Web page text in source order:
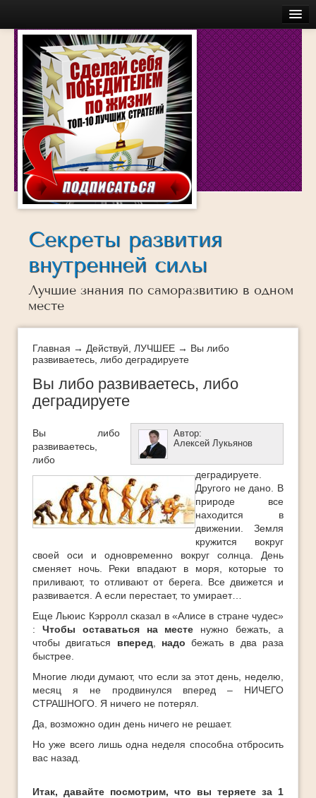
Главная
Бесплатное
Моя История
Об авторе
Обучение
Услуги
Аудио
Беседы с успешными людьми
Думай
Инсайты
Истории успеха
Как легко и быстро похудеть
Как стать богатым
Методы стратегического успеха
Мифы успеха
Молодеть с каждым годом
Новости
Обучающее видео
Ответы
Платные Продукты
Полезные книги
ТОП-10
Секреты развития
внутренней силы
Лучшие знания по саморазвитию в одном
месте
Главная → Действуй ЛУЧШЕЕ → Вы либо
развиваетесь, либо деградируете
Вы либо развиваетесь, либо
деградируете
Автор:
Алексей Лукьянов
Вы либо
развиваетесь,
либо
деградируете.
Другого не дано. В
природе все
находится в
движении. Земля
кружится вокруг
своей оси и одновременно вокруг солнца. День
сменяет ночь. Реки впадают в моря, которые то
приливают, то отливают от берега. Все движется и
развивается. А если перестает, то умирает…
Еще Льюис Кэрролл сказал в «Алисе в стране чудес»
: Чтобы оставаться на месте нужно бежать, а
чтобы двигаться вперед, надо бежать в два раза
быстрее.
Многие люди думают, что если за этот день, неделю,
месяц я не продвинулся вперед – НИЧЕГО
СТРАШНОГО. Я ничего не потерял.
Да, возможно один день ничего не решает.
Но уже всего лишь одна неделя способна отбросить
вас назад.
Итак, давайте посмотрим, что вы теряете за 1